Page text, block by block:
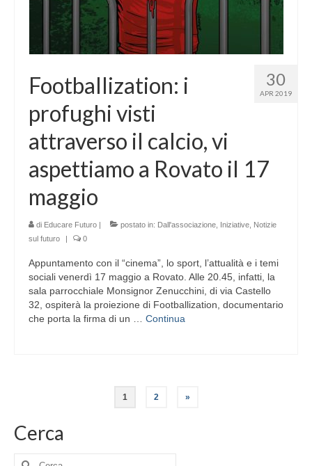
30
APR 2019
Footballization: i
profughi visti
attraverso il calcio, vi
aspettiamo a Rovato il 17
maggio
di Educare Futuro | postato in: Dall'associazione Iniziative Notizie
sul futuro
| 0
Appuntamento con il “cinema”, lo sport, l’attualità e i temi
sociali venerdì 17 maggio a Rovato. Alle 20.45, infatti, la
sala parrocchiale Monsignor Zenucchini, di via Castello
32, ospiterà la proiezione di Footballization, documentario
che porta la firma di un … Continua
Paginazione
degli
articoli
1 2 »
Cerca
Cerca: